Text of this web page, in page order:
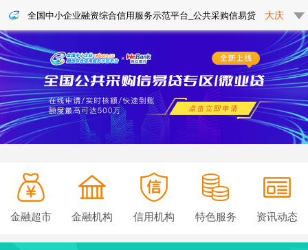
大庆
全国中小企业融资综合信用服务示范平台_公共采购信易贷
金融超市 金融机构 信用机构 特色服务 资讯动态